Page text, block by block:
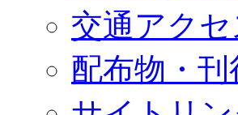
交通アクセ
配布物・刊